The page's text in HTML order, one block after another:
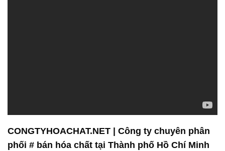
CONGTYHOACHAT.NET | Công ty chuyên phân
phối # bán hóa chất tại Thành phố Hồ Chí Minh